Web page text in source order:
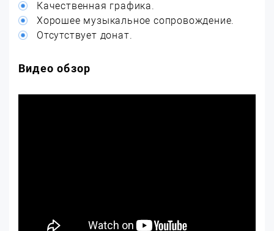
Качественная графика.
Хорошее музыкальное сопровождение.
Отсутствует донат.
Видео обзор